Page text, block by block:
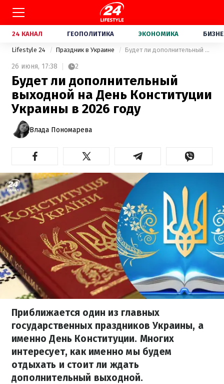
24 КАНАЛ ГЕОПОЛИТИКА ЭКОНОМИКА
Lifestyle 24 Праздник в Украине Будет ли дополнительный выходной на День Конституции Украины в 2026 году
26 июня, 17:38 2
Будет ли дополнительный
выходной на День Конституции
Украины в 2026 году
Влада Пономарева
Приближается один из главных
государственных праздников Украины, а
именно День Конституции. Многих
интересует, как именно мы будем
отдыхать и стоит ли ждать
дополнительный выходной.